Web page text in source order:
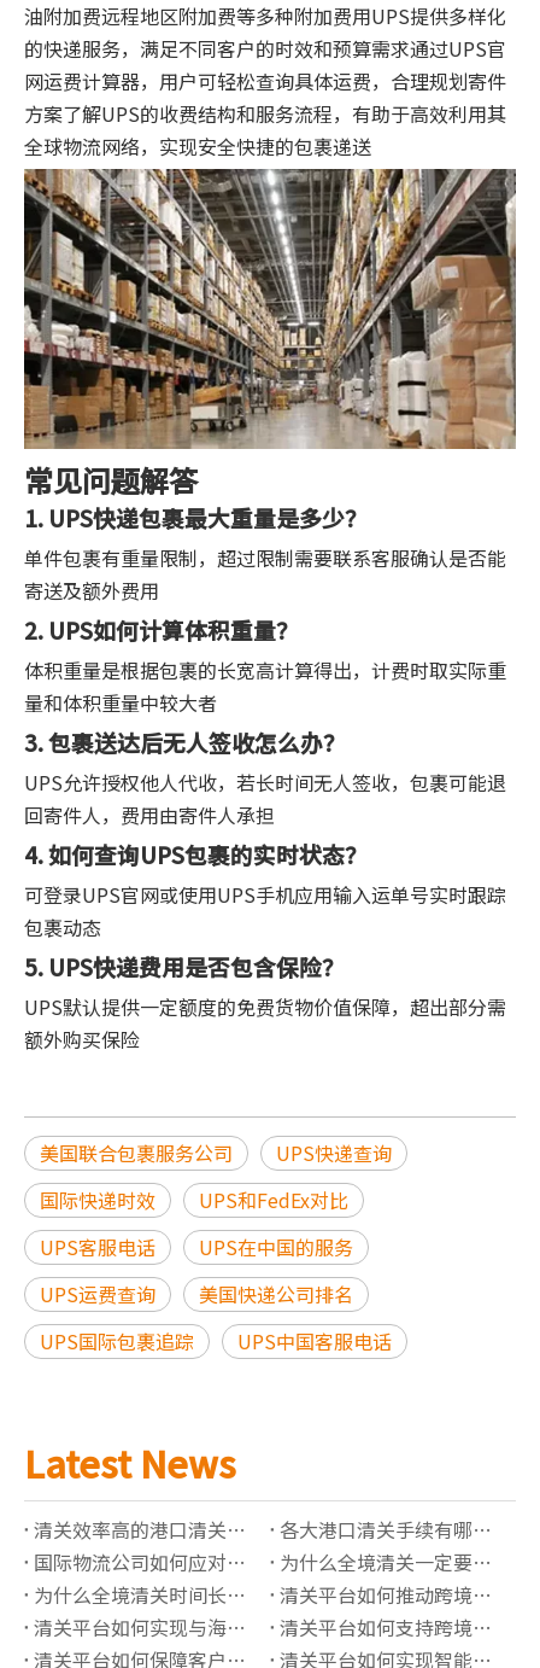
油附加费远程地区附加费等多种附加费用UPS提供多样化
的快递服务，满足不同客户的时效和预算需求通过UPS官
网运费计算器，用户可轻松查询具体运费，合理规划寄件
方案了解UPS的收费结构和服务流程，有助于高效利用其
全球物流网络，实现安全快捷的包裹递送
常见问题解答
1. UPS快递包裹最大重量是多少？
单件包裹有重量限制，超过限制需要联系客服确认是否能
寄送及额外费用
2. UPS如何计算体积重量？
体积重量是根据包裹的长宽高计算得出，计费时取实际重
量和体积重量中较大者
3. 包裹送达后无人签收怎么办？
UPS允许授权他人代收，若长时间无人签收，包裹可能退
回寄件人，费用由寄件人承担
4. 如何查询UPS包裹的实时状态？
可登录UPS官网或使用UPS手机应用输入运单号实时跟踪
包裹动态
5. UPS快递费用是否包含保险？
UPS默认提供一定额度的免费货物价值保障，超出部分需
额外购买保险
美国联合包裹服务公司
UPS快递查询
国际快递时效
UPS和FedEx对比
UPS客服电话
UPS在中国的服务
UPS运费查询
美国快递公司排名
UPS国际包裹追踪
UPS中国客服电话
Latest News
清关效率高的港口清关公司有哪些推荐？
各大港口清关手续有哪些必须准备的资料？
国际物流公司如何应对高全境清关查验率？
为什么全境清关一定要了解正确的海关编码？
为什么全境清关时间长？有哪些影响因素？
清关平台如何推动跨境贸易“最后一公里”价值提升？
清关平台如何实现与海关系统的实时数据对接？
清关平台如何支持跨境保税仓的清关管理？
清关平台如何保障客户信息的隐私安全？
清关平台如何实现智能化的报关单据管理？